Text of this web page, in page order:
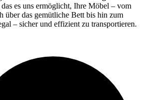
das es uns ermöglicht, Ihre Möbel – vom
über das gemütliche Bett bis hin zum
– sicher und effizient zu transportieren.